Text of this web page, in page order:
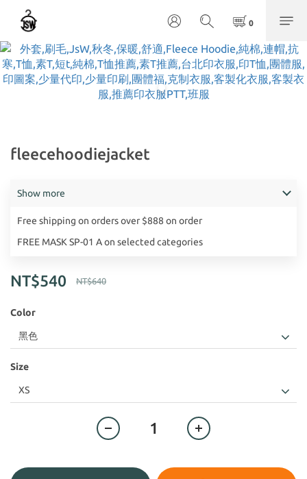
fleecehoodiejacket
Free shipping on orders over $888 on order
FREE MASK SP-01 A on selected categories
Show more
NT$640
NT$540
Color
Size